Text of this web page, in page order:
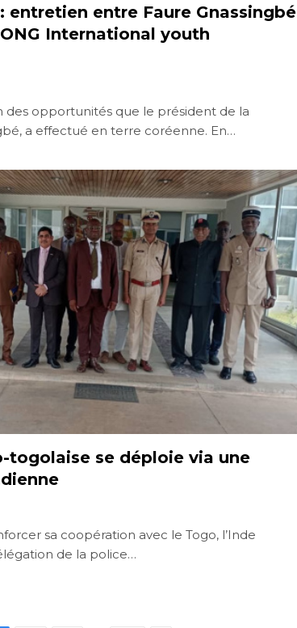
entretien entre Faure Gnassingbé
International youth
des opportunités que le président de la
a effectué en terre coréenne. En…
togolaise se déploie via une
sa coopération avec le Togo, l’Inde
de la police…